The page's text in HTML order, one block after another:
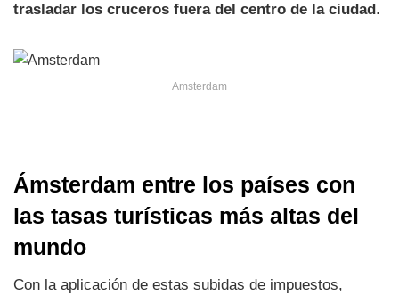
trasladar los cruceros fuera del centro de la ciudad .
Amsterdam
Ámsterdam entre los países con
las tasas turísticas más altas del
mundo
Con la aplicación de estas subidas de impuestos,